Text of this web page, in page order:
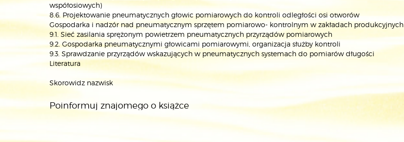
współosiowych)
8.6. Projektowanie pneumatycznych głowic pomiarowych do kontroli odległości osi otworów
Gospodarka i nadzór nad pneumatycznym sprzętem pomiarowo- kontrolnym w zakładach produkcyjnych
9.1. Sieć zasilania sprężonym powietrzem pneumatycznych przyrządów pomiarowych
9.2. Gospodarka pneumatycznymi głowicami pomiarowymi, organizacja służby kontroli
9.3. Sprawdzanie przyrządów wskazujących w pneumatycznych systemach do pomiarów długości
Literatura
Skorowidz nazwisk
Poinformuj znajomego o książce